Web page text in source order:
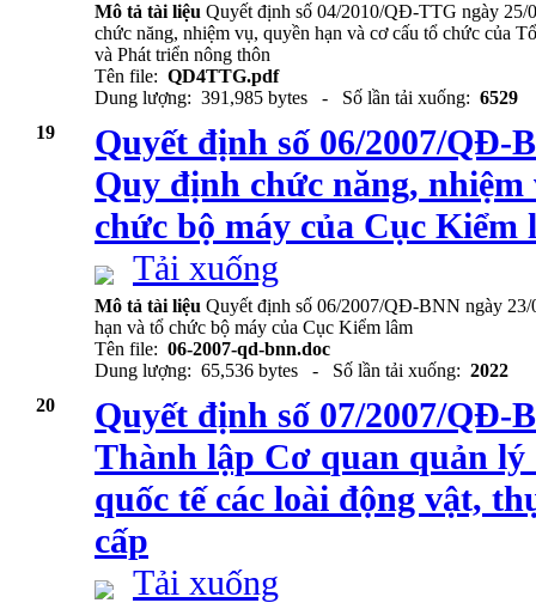
Mô tả tài liệu Quyết định số 04/2010/QĐ-TTG ngày
chức năng, nhiệm vụ, quyền hạn và cơ cấu tổ chức của
và Phát triển nông thôn
Tên file: QD4TTG.pdf
Dung lượng: 391,985 bytes - Số lần tải xuống: 6529
19
Quyết định số 06/2007/QĐ-
Quy định chức năng,
chức bộ máy của Cục Kiểm
Tải xuống
Mô tả tài liệu Quyết định số 06/2007/QĐ-BNN ngày
hạn và tổ chức bộ máy của Cục Kiểm lâm
Tên file: 06-2007-qd-bnn.doc
Dung lượng: 65,536 bytes - Số lần tải xuống: 2022
20
Quyết định số 07/2007/QĐ-
Thành lập Cơ quan quản lý
quốc tế các loài động vật,
cấp
Tải xuống